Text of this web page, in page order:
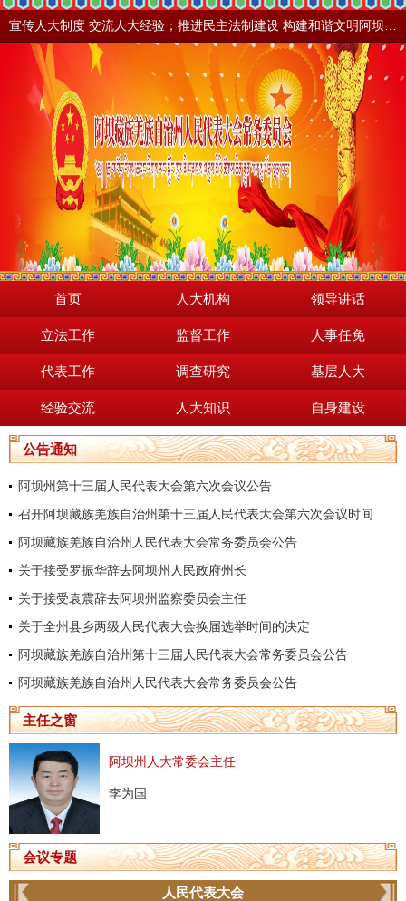
首页 人大机构 领导讲话
立法工作 监督工作 人事任免
代表工作 调查研究 基层人大
经验交流 人大知识 自身建设
公告通知
阿坝州第十三届人民代表大会第六次会议公告
阿坝藏族羌族自治州人民代表大会常务委员会公告
关于接受罗振华辞去阿坝州人民政府州长
关于接受袁震辞去阿坝州监察委员会主任
关于全州县乡两级人民代表大会换届选举时间的决定
阿坝藏族羌族自治州第十三届人民代表大会常务委员会公告
阿坝藏族羌族自治州人民代表大会常务委员会公告
主任之窗
阿坝州人大常委会主任
李为国
会议专题
人民代表大会